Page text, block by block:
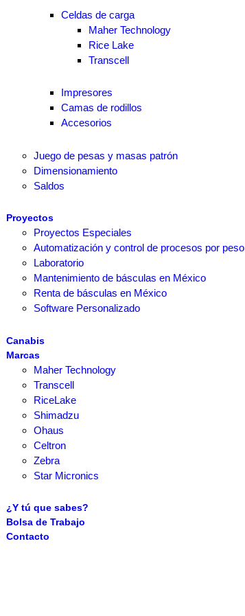
Celdas de carga
Maher Technology
Rice Lake
Transcell
Impresores
Camas de rodillos
Accesorios
Juego de pesas y masas patrón
Dimensionamiento
Saldos
Proyectos
Proyectos Especiales
Automatización y control de procesos por peso
Laboratorio
Mantenimiento de básculas en México
Renta de básculas en México
Software Personalizado
Canabis
Marcas
Maher Technology
Transcell
RiceLake
Shimadzu
Ohaus
Celtron
Zebra
Star Micronics
¿Y tú que sabes?
Bolsa de Trabajo
Contacto